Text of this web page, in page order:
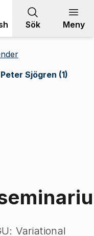
Sök Meny
Sjögren (1)
Variational